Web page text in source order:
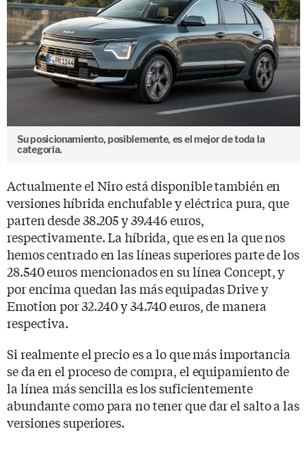
Su posicionamiento, posiblemente, es el mejor de toda la
categoría.
Actualmente el Niro está disponible también en
versiones híbrida enchufable y eléctrica pura, que
parten desde 38.205 y 39.446 euros,
respectivamente. La híbrida, que es en la que nos
hemos centrado en las líneas superiores parte de los
28.540 euros mencionados en su línea Concept, y
por encima quedan las más equipadas Drive y
Emotion por 32.240 y 34.740 euros, de manera
respectiva.
Si realmente el precio es a lo que más importancia
se da en el proceso de compra, el equipamiento de
la línea más sencilla es los suficientemente
abundante como para no tener que dar el salto a las
versiones superiores.